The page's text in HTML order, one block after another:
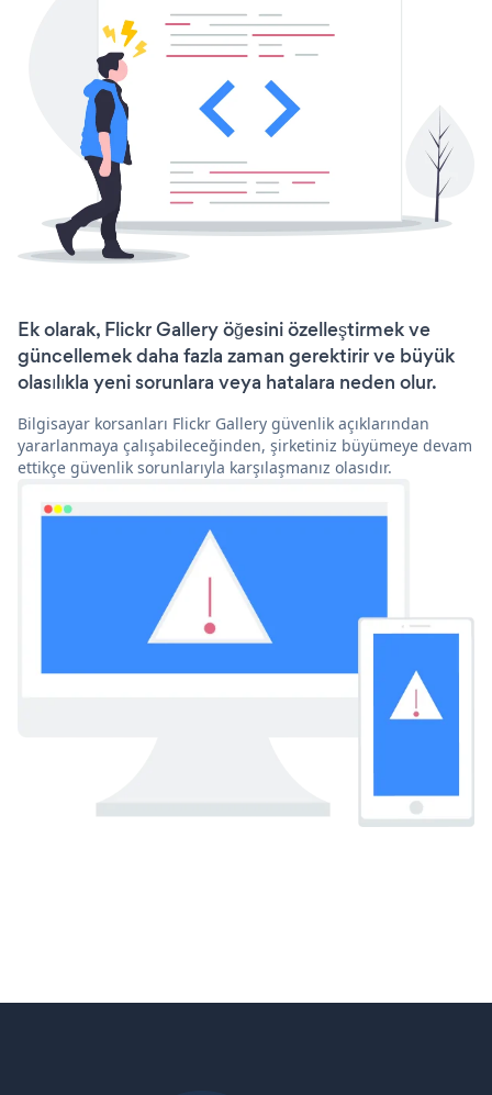
Ek olarak, Flickr Gallery öğesini özelleştirmek ve
güncellemek daha fazla zaman gerektirir ve büyük
olasılıkla yeni sorunlara veya hatalara neden olur.
Bilgisayar korsanları Flickr Gallery güvenlik açıklarından
yararlanmaya çalışabileceğinden, şirketiniz büyümeye devam
ettikçe güvenlik sorunlarıyla karşılaşmanız olasıdır.